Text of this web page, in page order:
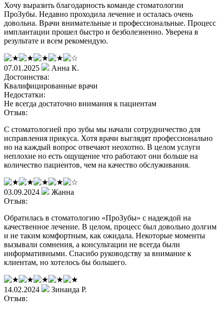
Хочу выразить благодарность команде стоматологии
ПроЗубы. Недавно проходила лечение и осталась очень
довольна. Врачи внимательные и профессиональные. Процесс
имплантации прошел быстро и безболезненно. Уверена в
результате и всем рекомендую.
07.01.2025
Анна К.
Достоинства:
Квалифицированные врачи
Недостатки:
Не всегда достаточно внимания к пациентам
Отзыв:
С стоматологией про зубы мы начали сотрудничество для
исправления прикуса. Хотя врачи выглядят профессионально
но на каждый вопрос отвечают неохотно. В целом услуги
неплохие но есть ощущение что работают они больше на
количество пациентов, чем на качество обслуживания.
03.09.2024
Жанна
Отзыв:
Обратилась в стоматологию «ПроЗубы» с надеждой на
качественное лечение. В целом, процесс был довольно долгим
и не таким комфортным, как ожидала. Некоторые моменты
вызывали сомнения, а консультации не всегда были
информативными. Спасибо руководству за внимание к
клиентам, но хотелось бы большего.
14.02.2024
Зинаида Р.
Отзыв: